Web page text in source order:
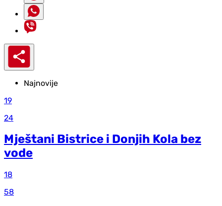
Najnovije
19
24
Mještani Bistrice i Donjih Kola bez
vode
18
58